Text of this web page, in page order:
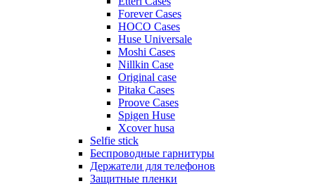
Forever Cases
HOCO Cases
Huse Universale
Moshi Cases
Nillkin Case
Original case
Pitaka Cases
Proove Cases
Spigen Huse
Xcover husa
Selfie stick
Беспроводные гарнитуры
Держатели для телефонов
Защитные пленки